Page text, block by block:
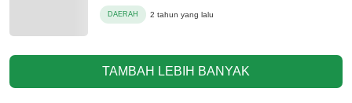
DAERAH 2 tahun yang lalu
TAMBAH LEBIH BANYAK